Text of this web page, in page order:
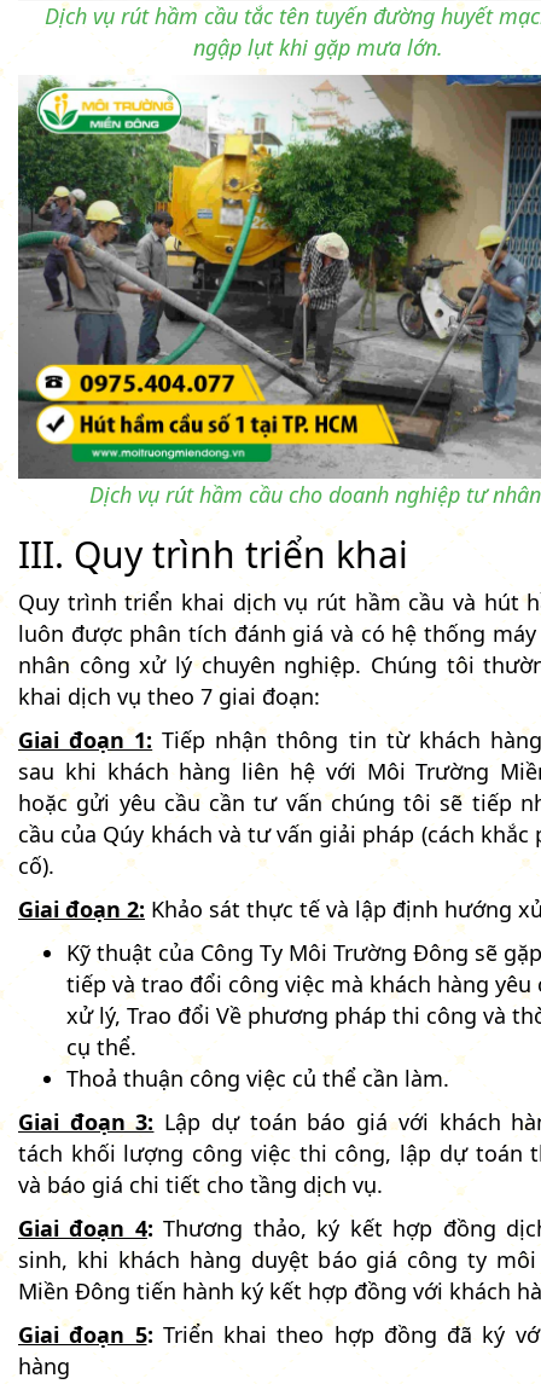
Dịch vụ rút hầm cầu tắc tên tuyến đường huyết
ngập lụt khi gặp mưa lớn.
Dịch vụ rút hầm cầu cho doanh nghiệp tư
III. Quy trình triển khai
Quy trình triển khai dịch vụ rút hầm cầu và hút
luôn được phân tích đánh giá và có hệ thống máy
nhân công xử lý chuyên nghiệp. Chúng tôi
khai dịch vụ theo 7 giai đoạn:
Giai đoạn 1: Tiếp nhận thông tin từ khách
sau khi khách hàng liên hệ với Môi Trường
hoặc gửi yêu cầu cần tư vấn chúng tôi sẽ tiếp
cầu của Qúy khách và tư vấn giải pháp (cách khắc
cố).
Giai đoạn 2: Khảo sát thực tế và lập định hướng
Kỹ thuật của Công Ty Môi Trường Đông sẽ
tiếp và trao đổi công việc mà khách hàng yêu
xử lý, Trao đổi Về phương pháp thi công và
cụ thể.
Thoả thuận công việc củ thể cần làm.
Giai đoạn 3: Lập dự toán báo giá với khách
tách khối lượng công việc thi công, lập dự toán
và báo giá chi tiết cho tầng dịch vụ.
Giai đoạn 4: Thương thảo, ký kết hợp đồng
sinh, khi khách hàng duyệt báo giá công ty
Miền Đông tiến hành ký kết hợp đồng với khách
Giai đoạn 5: Triển khai theo hợp đồng đã ký
hàng